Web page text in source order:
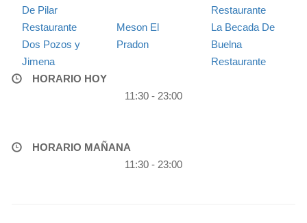
De Pilar
Restaurante
Restaurante
Dos Pozos y
Jimena
Meson El
Pradon
La Becada De
Buelna
Restaurante
HORARIO HOY
11:30 - 23:00
HORARIO MAÑANA
11:30 - 23:00